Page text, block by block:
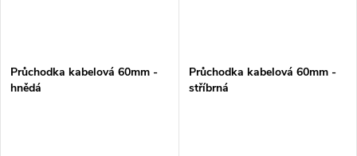
Průchodka kabelová 60mm -
hnědá
Průchodka kabelová 60mm -
stříbrná